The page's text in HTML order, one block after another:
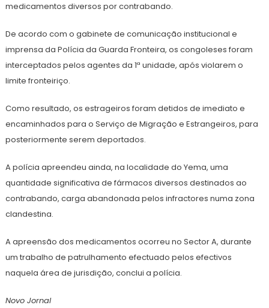
medicamentos diversos por contrabando.
De acordo com o gabinete de comunicação institucional e
imprensa da Polícia da Guarda Fronteira, os congoleses foram
interceptados pelos agentes da 1ª unidade, após violarem o
limite fronteiriço.
Como resultado, os estrageiros foram detidos de imediato e
encaminhados para o Serviço de Migração e Estrangeiros, para
posteriormente serem deportados.
A polícia apreendeu ainda, na localidade do Yema, uma
quantidade significativa de fármacos diversos destinados ao
contrabando, carga abandonada pelos infractores numa zona
clandestina.
A apreensão dos medicamentos ocorreu no Sector A, durante
um trabalho de patrulhamento efectuado pelos efectivos
naquela área de jurisdição, conclui a polícia.
Novo Jornal